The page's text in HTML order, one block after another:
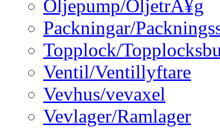
Oljepump/OljetrÃ¥g
Packningar/
Topplock/
Ventil/Ventillyftare
Vevhus/vevaxel
Vevlager/Ramlager